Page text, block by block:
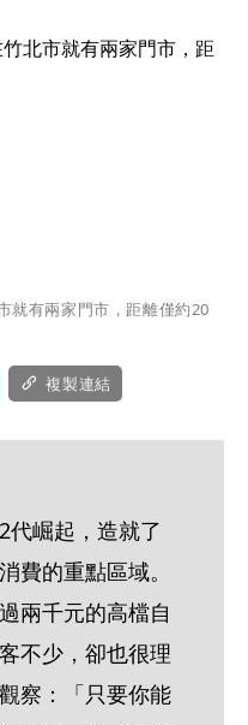
就有兩家門市，距離僅約20
複製連結
代崛起，造就了
費的重點區域。
兩千元的高檔自
不少，卻也很理
察：「只要你能